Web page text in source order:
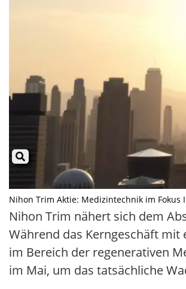
Nihon Trim Aktie: Medizintechnik im
Nihon Trim nähert sich dem
Während das Kerngeschäft
im Bereich der regenerativen
im Mai, um das tatsächliche